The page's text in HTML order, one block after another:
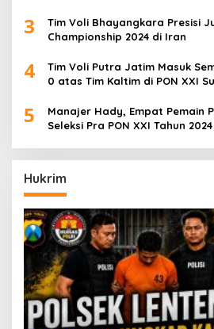
3
Tim Voli Bhayangkara Presisi
Championship 2024 di Iran
4
Tim Voli Putra Jatim Masuk
0 atas Tim Kaltim di PON XXI
5
Manajer Hady, Empat Pemain
Seleksi Pra PON XXI Tahun 2024
Hukrim